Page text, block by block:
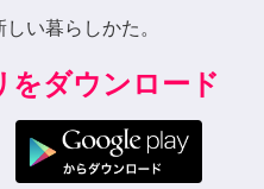
い暮らしかた。
をダウンロード